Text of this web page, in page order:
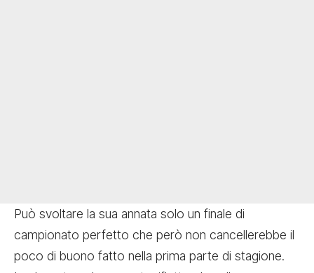
Può svoltare la sua annata solo un finale di
campionato perfetto che però non cancellerebbe il
poco di buono fatto nella prima parte di stagione.